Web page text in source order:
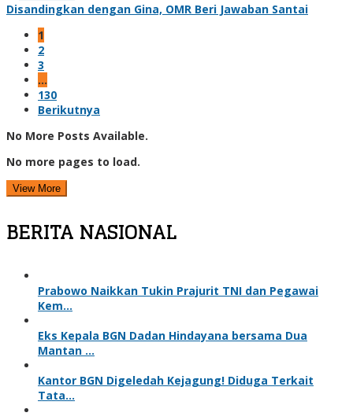
Disandingkan dengan Gina, OMR Beri Jawaban Santai
1
2
3
…
130
Berikutnya
No More Posts Available.
No more pages to load.
View More
BERITA NASIONAL
Prabowo Naikkan Tukin Prajurit TNI dan Pegawai
Kem…
Eks Kepala BGN Dadan Hindayana bersama Dua
Mantan …
Kantor BGN Digeledah Kejagung! Diduga Terkait
Tata…